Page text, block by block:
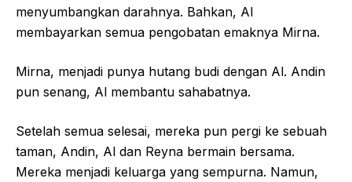
menyumbangkan darahnya. Bahkan, Al
membayarkan semua pengobatan emaknya Mirna.
Mirna, menjadi punya hutang budi dengan Al. Andin
pun senang, Al membantu sahabatnya.
Setelah semua selesai, mereka pun pergi ke sebuah
taman, Andin, Al dan Reyna bermain bersama.
Mereka menjadi keluarga yang sempurna. Namun,